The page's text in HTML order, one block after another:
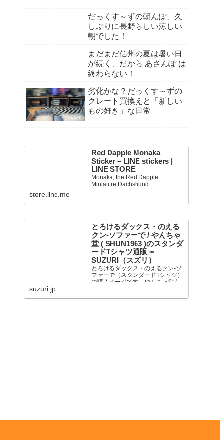
だっくす～ずの朝んぽ、久
しぶりに長野らしい涼しい
朝でした！
まだまだ信州の夏は暑い日
が続く、だから あさんぽ は
終わらない！
劣化かな？だっくす～ずの
クレート買換えと「新しい
もの好き」な日常
Red Dapple Monaka
Sticker – LINE stickers |
LINE STORE
Monaka, the Red Dapple
Miniature Dachshund
store.line.me
とろけるダックス・のえる
クン-ソファーで / やんちゃ
堂 ( SHUN1963 )のスタンダ
ードTシャツ通販 ∞
SUZURI（スズリ）
とろけるダックス・のえるクン-ソ
ファーで（スタンダードTシャツ）
の購入ページです。やんちゃ堂 (
suzuri.jp